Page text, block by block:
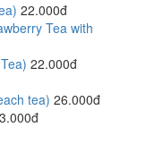
22.000đ
Tea with
22.000đ
tea) 26.000đ